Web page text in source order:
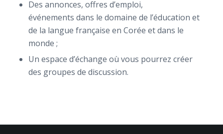
Des annonces, offres d’emploi,
événements dans le domaine de l’éducation et
de la langue française en Corée et dans le
monde ;
Un espace d’échange où vous pourrez créer
des groupes de discussion.